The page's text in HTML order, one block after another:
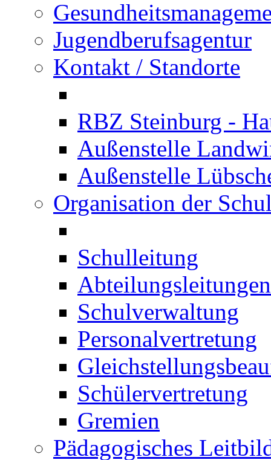
Jugendberufsagentur
Kontakt / Standorte
RBZ Steinburg -
Außenstelle
Außenstelle
Organisation der
Schulleitung
Abteilungsleitungen
Schulverwaltung
Personalvertretung
Schülervertretung
Gremien
Pädagogisches